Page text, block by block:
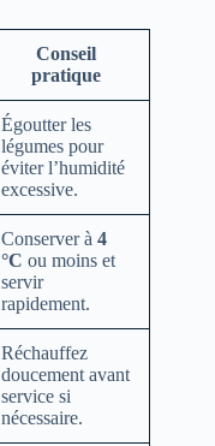
Conseil
pratique
Égoutter les
légumes pour
éviter l’humidité
excessive.
Conserver à 4
°C ou moins et
servir
rapidement.
Réchauffez
doucement avant
service si
nécessaire.